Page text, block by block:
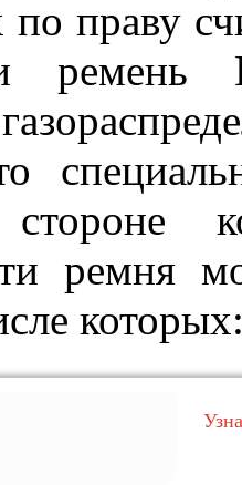
праву
ремень
ремня